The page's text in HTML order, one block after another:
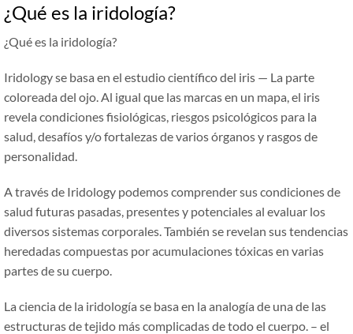
¿Qué es la iridología?
¿Qué es la iridología?
Iridology se basa en el estudio científico del iris — La parte
coloreada del ojo. Al igual que las marcas en un mapa, el iris
revela condiciones fisiológicas, riesgos psicológicos para la
salud, desafíos y/o fortalezas de varios órganos y rasgos de
personalidad.
A través de Iridology podemos comprender sus condiciones de
salud futuras pasadas, presentes y potenciales al evaluar los
diversos sistemas corporales. También se revelan sus tendencias
heredadas compuestas por acumulaciones tóxicas en varias
partes de su cuerpo.
La ciencia de la iridología se basa en la analogía de una de las
estructuras de tejido más complicadas de todo el cuerpo. – el